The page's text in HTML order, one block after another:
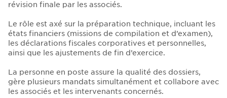
révision finale par les associés.
Le rôle est axé sur la préparation technique, incluant les
états financiers (missions de compilation et d’examen),
les déclarations fiscales corporatives et personnelles,
ainsi que les ajustements de fin d’exercice.
La personne en poste assure la qualité des dossiers,
gère plusieurs mandats simultanément et collabore avec
les associés et les intervenants concernés.